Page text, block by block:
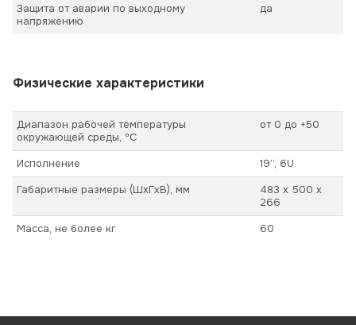
Защита от аварии по выходному
напряжению
да
Физические характеристики
Диапазон рабочей температуры
окружающей среды, ºС
от 0 до +50
Исполнение
19’’, 6U
Габаритные размеры (ШхГхВ), мм
483 х 500 х
266
Масса, не более кг
60